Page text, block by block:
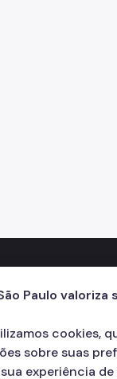
de Justiça
Paulo valoriza
cookies,
sobre suas
experiência